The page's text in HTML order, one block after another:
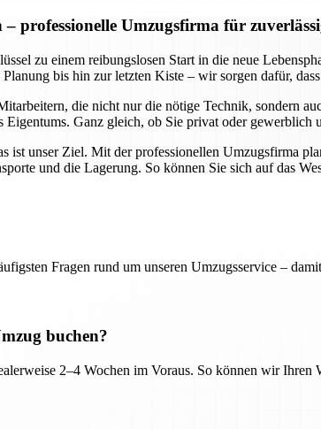
professionelle Umzugsfirma für
zu einem reibungslosen Start in die neue
Planung bis hin zur letzten Kiste – wir sorgen dafür,
die nicht nur die nötige Technik, sondern
Ganz gleich, ob Sie privat oder gewerblich
ist unser Ziel. Mit der professionellen Umzugsfirma
und die Lagerung. So können Sie sich auf das
Fragen rund um unseren Umzugsservice –
buchen?
2–4 Wochen im Voraus. So können wir Ihren